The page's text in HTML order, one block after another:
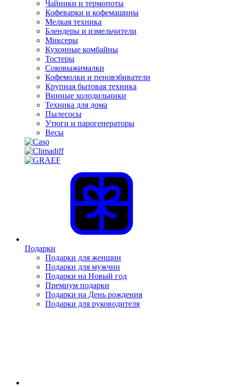
Чайники и термопоты
Кофеварки и кофемашины
Мелкая техника
Блендеры и измельчители
Миксеры
Кухонные комбайны
Тостеры
Соковыжималки
Кофемолки и пеновзбиватели
Крупная бытовая техника
Винные холодильники
Техника для дома
Пылесосы
Утюги и парогенераторы
Весы
Подарки
Подарки для женщин
Подарки для мужчин
Подарки на Новый год
Премиум подарки
Подарки на День рождения
Подарки для руководителя